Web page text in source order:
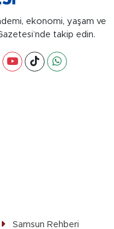
ekonomi, yaşam ve
takip edin.
Samsun Rehberi